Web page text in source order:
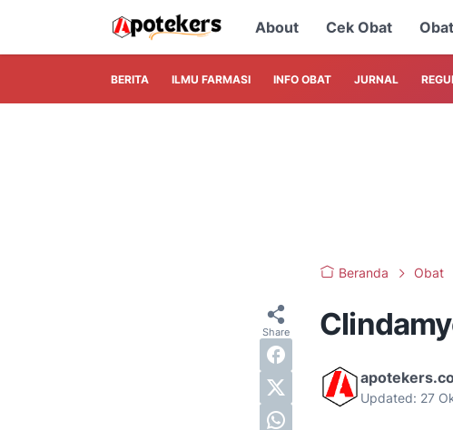
About Cek Obat
BERITA ILMU FARMASI INFO OBAT JURNAL
Beranda Obat
Updated: 27